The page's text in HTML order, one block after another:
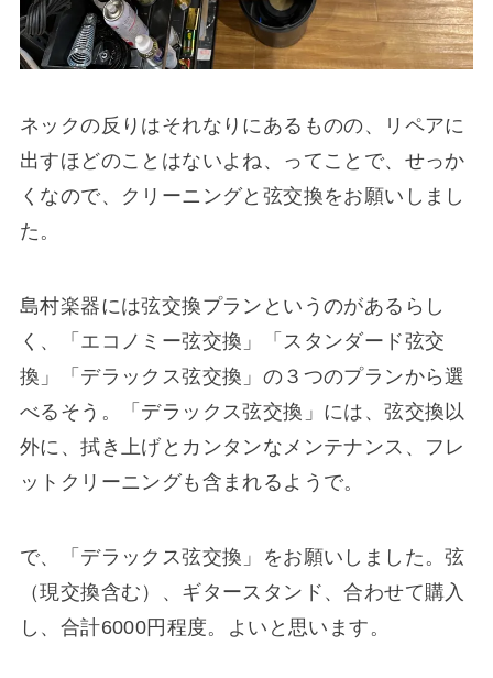
ネックの反りはそれなりにあるものの、リペアに
出すほどのことはないよね、ってことで、せっか
くなので、クリーニングと弦交換をお願いしまし
た。
島村楽器には弦交換プランというのがあるらし
く、「エコノミー弦交換」「スタンダード弦交
換」「デラックス弦交換」の３つのプランから選
べるそう。「デラックス弦交換」には、弦交換以
外に、拭き上げとカンタンなメンテナンス、フレ
ットクリーニングも含まれるようで。
で、「デラックス弦交換」をお願いしました。弦
（現交換含む）、ギタースタンド、合わせて購入
し、合計6000円程度。よいと思います。